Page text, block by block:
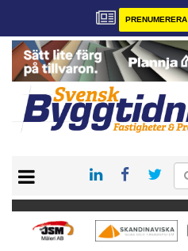
PRENUMERERA
PRENUMERERA
VÅRA ANDRA MAGASIN